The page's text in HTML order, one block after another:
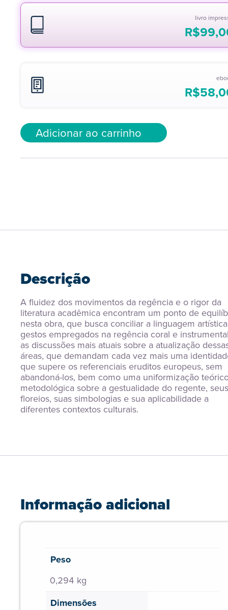
livro
R$
R$
Adicionar ao carrinho
Descrição
A fluidez dos movimentos da regência e o rigor da
literatura acadêmica encontram um ponto de
nesta obra, que busca conciliar a linguagem
gestos empregados na regência coral e
as discussões mais atuais sobre a atualização
áreas, que demandam cada vez mais uma
que supere os referenciais eruditos europeus, sem
abandoná-los, bem como uma uniformização
metodológica sobre a gestualidade do regente, seus
floreios, suas simbologias e sua aplicabilidade a
diferentes contextos culturais.
Informação adicional
Peso
0,294 kg
Dimensões